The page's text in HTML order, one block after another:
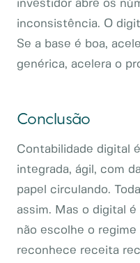
investidor abre os
inconsistência. O
Se a base é boa,
genérica, acelera o
Conclusão
Contabilidade digital
integrada, ágil, com
papel circulando.
assim. Mas o digital
não escolhe o
reconhece receita